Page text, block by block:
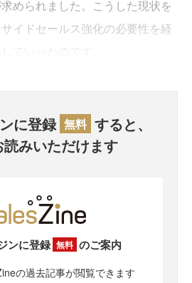
められました。こうした現状を
イドセールス強化の必要性を経
に登録 無料 すると、
みいただけます
ンに登録 無料 のご案内
の過去記事が閲覧できます